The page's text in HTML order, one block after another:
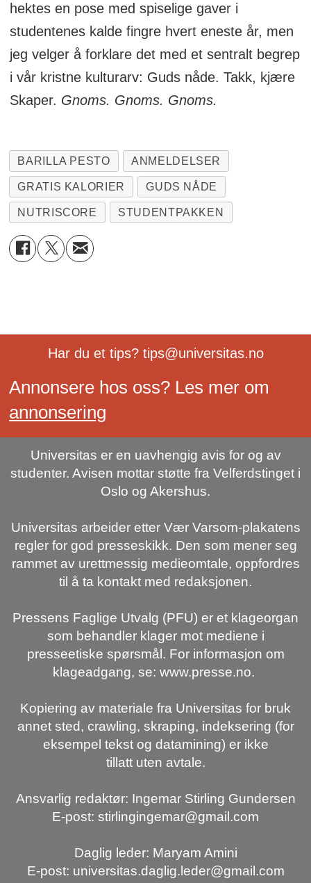
hektes en pose med spiselige gaver i
studentenes kalde fingre hvert eneste år, men
jeg velger å forklare det med et sentralt begrep
i vår kristne kulturarv: Guds nåde. Takk, kjære
Skaper. Gnoms. Gnoms. Gnoms.
BARILLA PESTO ANMELDELSER
GRATIS KALORIER GUDS NÅDE
NUTRISCORE STUDENTPAKKEN
Har du et tips? tips@universitas.no
Annonsere hos oss? Les mer om
annonsering
Universitas er en uavhengig avis for og av
studenter. Avisen mottar støtte fra Velferdstinget i
Oslo og Akershus.
Universitas arbeider etter Vær Varsom-plakatens
regler for god presseskikk. Den som mener seg
rammet av urettmessig medieomtale, oppfordres
til å ta kontakt med redaksjonen.
Pressens Faglige Utvalg (PFU) er et klageorgan
som behandler klager mot mediene i
presseetiske spørsmål. For informasjon om
klageadgang, se: www.presse.no.
Kopiering av materiale fra Universitas for bruk
annet sted, crawling, skraping, indeksering (for
eksempel tekst og datamining) er ikke
tillatt uten avtale.
Ansvarlig redaktør: Ingemar Stirling Gundersen
E-post: stirlingingemar@gmail.com
Daglig leder: Maryam Amini
E-post: universitas.daglig.leder@gmail.com